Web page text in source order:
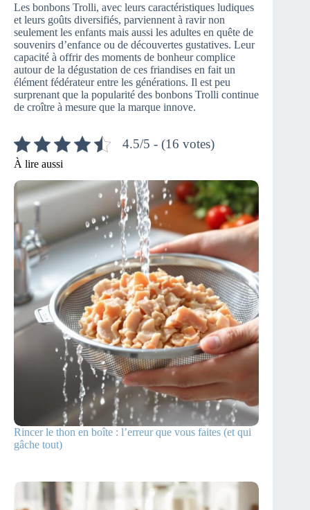
Les bonbons Trolli, avec leurs caractéristiques ludiques
et leurs goûts diversifiés, parviennent à ravir non
seulement les enfants mais aussi les adultes en quête de
souvenirs d’enfance ou de découvertes gustatives. Leur
capacité à offrir des moments de bonheur complice
autour de la dégustation de ces friandises en fait un
élément fédérateur entre les générations. Il est peu
surprenant que la popularité des bonbons Trolli continue
de croître à mesure que la marque innove.
4.5/5 - (16 votes)
À lire aussi
Rincer le thon en boîte : l’erreur que vous faites (et qui
gâche tout)